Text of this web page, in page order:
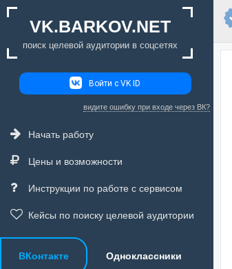
VK.BARKOV.NET
поиск целевой аудитории в соцсетях
Войти с VK ID
видите ошибку при входе через ВК?
Начать работу
Цены и возможности
Инструкции по работе с сервисом
Кейсы по поиску целевой аудитории
ВКонтакте Одноклассники